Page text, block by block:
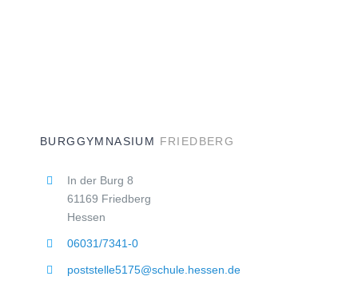
BURGGYMNASIUM FRIEDBERG
In der Burg 8
61169 Friedberg
Hessen
06031/7341-0
poststelle5175@schule.hessen.de